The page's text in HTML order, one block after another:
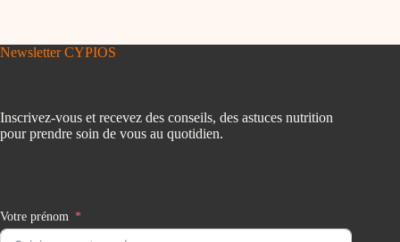
Newsletter CYPIOS
Inscrivez-vous et recevez des conseils, des astuces nutrition
pour prendre soin de vous au quotidien.
Votre prénom